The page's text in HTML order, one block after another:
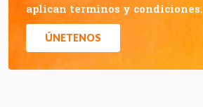
aplican terminos y condiciones.
ÚNETENOS